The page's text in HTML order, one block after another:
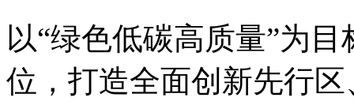
以“绿色低碳高质量”为
位，打造全面创新先行